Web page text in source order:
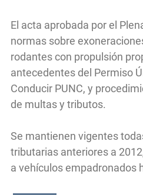
El acta aprobada por el
normas sobre
rodantes con propulsión
antecedentes del Permiso
Conducir PUNC, y
de multas y tributos.
Se mantienen vigentes
tributarias anteriores a
a vehículos empadronados